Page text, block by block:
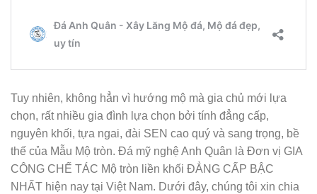
Tuy nhiên, không hẳn vì hướng mộ mà gia chủ mới lựa
chọn, rất nhiều gia đình lựa chọn bởi tính đẳng cấp,
nguyên khối, tựa ngai, đài SEN cao quý và sang trọng, bề
thế của Mẫu Mộ tròn. Đá mỹ nghệ Anh Quân là Đơn vị GIA
CÔNG CHẾ TÁC Mộ tròn liền khối ĐẲNG CẤP BẬC
NHẤT hiện nay tại Việt Nam. Dưới đây, chúng tôi xin chia